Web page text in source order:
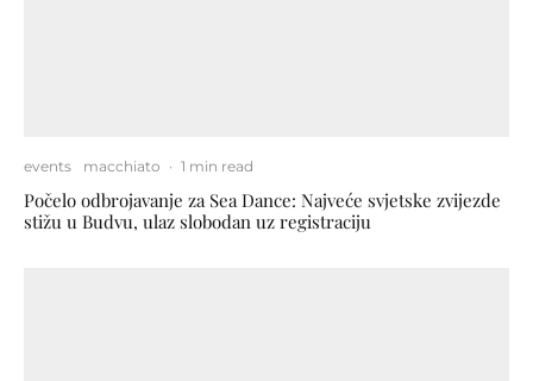
events macchiato · 1 min read
Počelo odbrojavanje za Sea Dance: Najveće svjetske zvijezde
stižu u Budvu, ulaz slobodan uz registraciju